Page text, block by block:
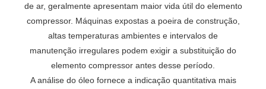
de ar, geralmente apresentam maior vida útil do elemento
compressor. Máquinas expostas a poeira de construção,
altas temperaturas ambientes e intervalos de
manutenção irregulares podem exigir a substituição do
elemento compressor antes desse período.
A análise do óleo fornece a indicação quantitativa mais